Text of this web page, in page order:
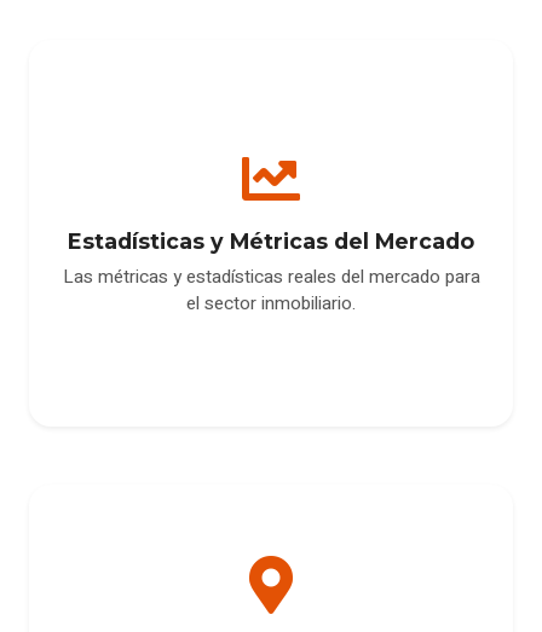
Estadísticas y Métricas del Mercado
Las métricas y estadísticas reales del mercado para
el sector inmobiliario.